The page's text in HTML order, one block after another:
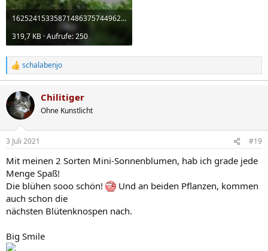
16252415335871486375744962370451.jpg
319,7 KB · Aufrufe: 250
R
e
k
t
i
e
:
schalabenjo
Chilitiger
Ohne Kunstlicht
3 Juli 2021 #19
Mit meinen 2 Sorten Mini-Sonnenblumen, hab ich grade jede
Menge Spaß!
Die blühen sooo schön!
Und an beiden Pflanzen, kommen
auch schon die
nächsten Blütenknospen nach.
Big Smile